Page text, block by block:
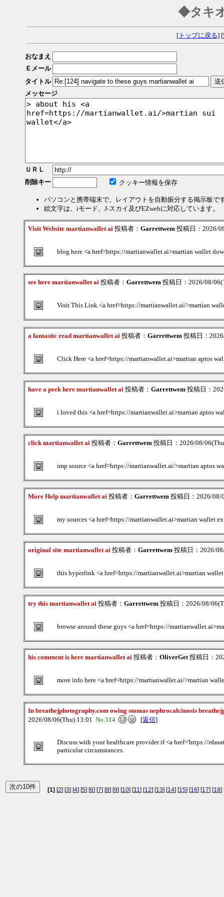
◆タキ
[トップに戻る] [
おなまえ
Ｅメール
タイトル
メッセージ
ＵＲＬ
削除キー
クッキー情報を保存
パソコンと携帯端末で、レイアウトを自動振分する掲示板で
絵文字は、iモード、J-スカイ及びEZwebに対応しています。
Visit Website martianwallet ai 投稿者： Garrettwem 投稿日：2026/
blog here <a href=https://martianwallet.ai>martian wallet
see here martianwallet ai 投稿者： Garrettwem 投稿日：2026/08/
Visit This Link <a href=https://martianwallet.ai/>martian
a fantastic read martianwallet ai 投稿者： Garrettwem 投稿日：
Click Here <a href=https://martianwallet.ai>martian aptos
have a peek here martianwallet ai 投稿者： Garrettwem 投稿日：
i loved this <a href=https://martianwallet.ai>martian aptos
click martianwallet ai 投稿者： Garrettwem 投稿日：2026/08/
imp source <a href=https://martianwallet.ai/>martian aptos
More Help martianwallet ai 投稿者： Garrettwem 投稿日：2026/
my sources <a href=https://martianwallet.ai>martian wallet
original site martianwallet ai 投稿者： Garrettwem 投稿日：2026/
this hyperlink <a href=https://martianwallet.ai>martian
try this martianwallet ai 投稿者： Garrettwem 投稿日：2026/08/
browse around these guys <a href=https://
his comment is here martianwallet ai 投稿者： OliverGet投稿日：
more info here <a href=https://martianwallet.ai/>martian
In breathejphotography.com owing stomas nephrocalcinosis
2026/08/06(Thu) 13:01 No.314 [返信]
Discuss with your healthcare provider if <a href='https://
particular circumstances.
[1] [2] [3] [4] [5] [6] [7] [8] [9] [10] [11] [12] [13] [14] [15] [16] [17] [18]